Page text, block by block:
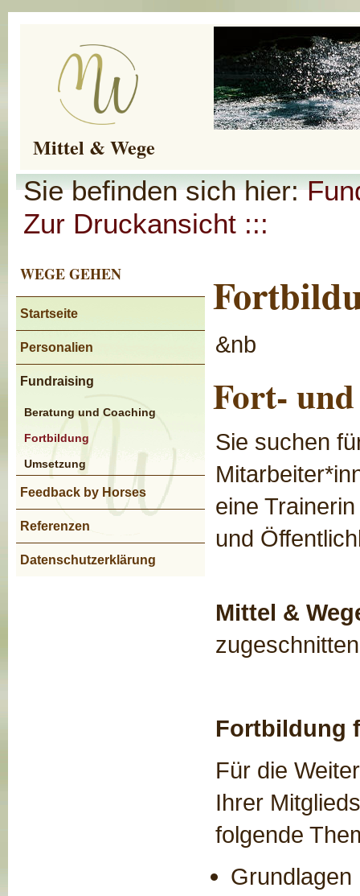
Mittel & Wege
Sie befinden sich hier:
Zur Druckansicht :::
WEGE GEHEN
Startseite
Personalien
Fundraising
Beratung und Coaching
Fortbildung
Umsetzung
Feedback by Horses
Referenzen
Datenschutzerklärung
&nb
Fort-
Sie suchen
eine
und
Mittel &
Fortbildung
Für die
Ihrer
folgende
Grundlagen